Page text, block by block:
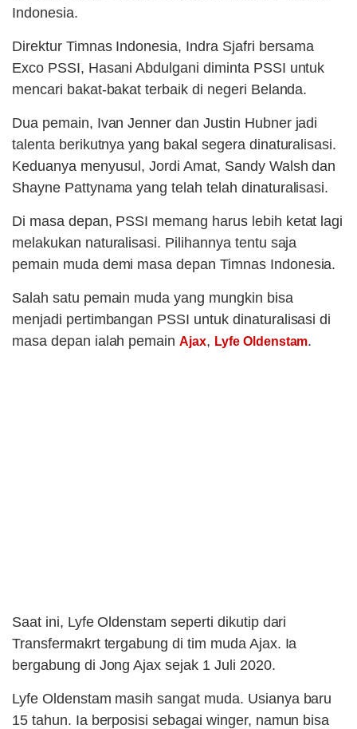
Indonesia.
Direktur Timnas Indonesia, Indra Sjafri bersama
Exco PSSI, Hasani Abdulgani diminta PSSI untuk
mencari bakat-bakat terbaik di negeri Belanda.
Dua pemain, Ivan Jenner dan Justin Hubner jadi
talenta berikutnya yang bakal segera dinaturalisasi.
Keduanya menyusul, Jordi Amat, Sandy Walsh dan
Shayne Pattynama yang telah telah dinaturalisasi.
Di masa depan, PSSI memang harus lebih ketat lagi
melakukan naturalisasi. Pilihannya tentu saja
pemain muda demi masa depan Timnas Indonesia.
Salah satu pemain muda yang mungkin bisa
menjadi pertimbangan PSSI untuk dinaturalisasi di
masa depan ialah pemainAjax, Lyfe Oldenstam.
Saat ini, Lyfe Oldenstam seperti dikutip dari
Transfermakrt tergabung di tim muda Ajax. Ia
bergabung di Jong Ajax sejak 1 Juli 2020.
Lyfe Oldenstam masih sangat muda. Usianya baru
15 tahun. Ia berposisi sebagai winger, namun bisa